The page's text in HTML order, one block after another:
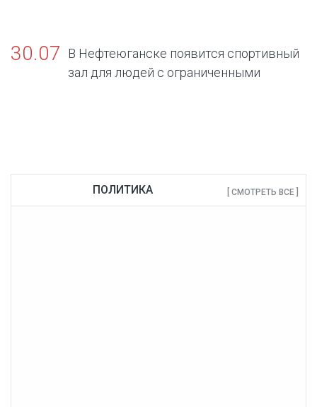
30.07
В Нефтеюганске появится спортивный
зал для людей с ограниченными
ПОЛИТИКА [ СМОТРЕТЬ ВСЕ ]